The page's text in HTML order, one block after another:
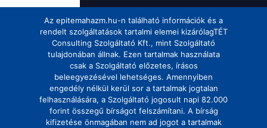
Az epitemahazm.hu-n található információk és a
rendelt szolgáltatások tartalmi elemei kizárólagTÉT
Consulting Szolgáltató Kft., mint Szolgáltató
tulajdonában állnak. Ezen tartalmak használata
csak a Szolgáltató előzetes, írásos
beleegyezésével lehetséges. Amennyiben
engedély nélkül kerül sor a tartalmak jogtalan
felhasználására, a Szolgáltató jogosult napi 82.000
forint összegű bírságot felszámítani. A bírság
kifizetése önmagában nem ad jogot a tartalmak